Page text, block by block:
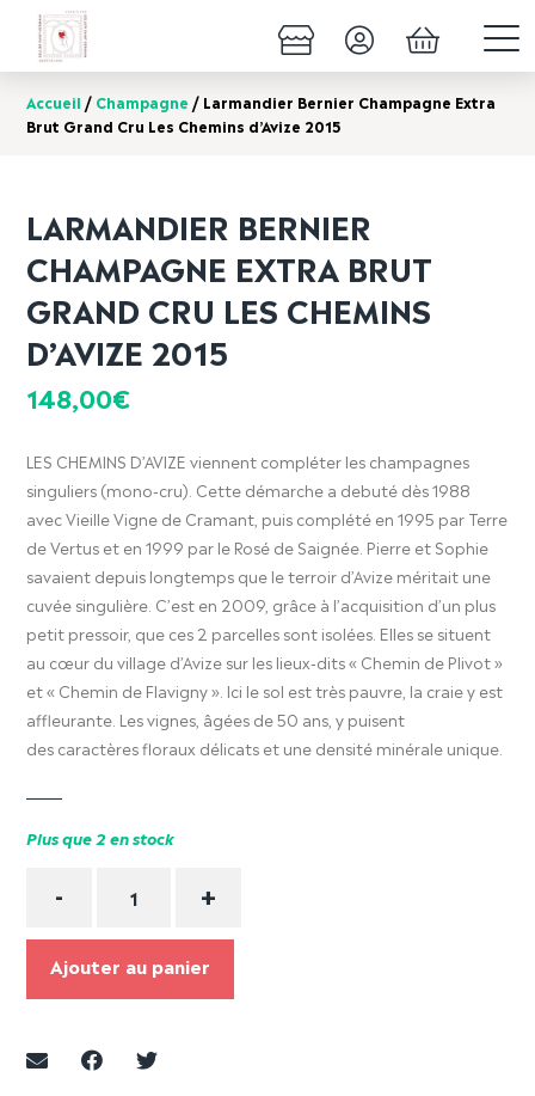
Accueil / Champagne / Larmandier Bernier Champagne Extra
Brut Grand Cru Les Chemins d’Avize 2015
LARMANDIER BERNIER
CHAMPAGNE EXTRA BRUT
GRAND CRU LES CHEMINS
D’AVIZE 2015
148,00€
LES CHEMINS D’AVIZE viennent compléter les champagnes
singuliers (mono-cru). Cette démarche a debuté dès 1988
avec Vieille Vigne de Cramant, puis complété en 1995 par Terre
de Vertus et en 1999 par le Rosé de Saignée. Pierre et Sophie
savaient depuis longtemps que le terroir d’Avize méritait une
cuvée singulière. C’est en 2009, grâce à l’acquisition d’un plus
petit pressoir, que ces 2 parcelles sont isolées. Elles se situent
au cœur du village d’Avize sur les lieux-dits « Chemin de Plivot »
et « Chemin de Flavigny ». Ici le sol est très pauvre, la craie y est
affleurante. Les vignes, âgées de 50 ans, y puisent
des caractères floraux délicats et une densité minérale unique.
Plus que 2 en stock
- +
Ajouter au panier